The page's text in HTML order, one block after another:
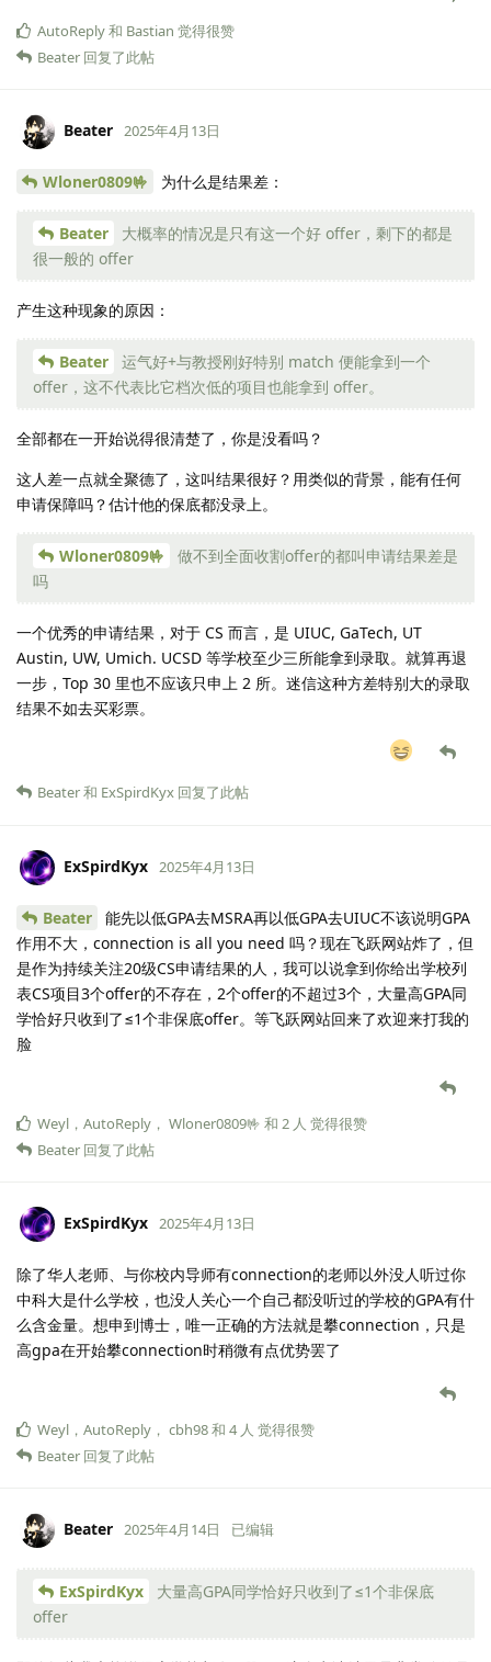
AutoReply和 Bastian 觉得很赞
Beater 回复了此帖
Beater 2025年4月13日
Wloner0809🤟 为什么是结果差：
Beater
大概率的情况是只有这一个好 offer，剩下的都是
很一般的 offer
产生这种现象的原因：
Beater
运气好+与教授刚好特别 match 便能拿到一个
offer，这不代表比它档次低的项目也能拿到 offer。
全部都在一开始说得很清楚了，你是没看吗？
这人差一点就全聚德了，这叫结果很好？用类似的背景，能有任何
申请保障吗？估计他的保底都没录上。
Wloner0809🤟
做不到全面收割offer的都叫申请结果差是
吗
一个优秀的申请结果，对于 CS 而言，是 UIUC, GaTech, UT
Austin, UW, Umich. UCSD 等学校至少三所能拿到录取。就算再退
一步，Top 30 里也不应该只申上 2 所。迷信这种方差特别大的录取
结果不如去买彩票。
Beater和 ExSpirdKyx 回复了此帖
ExSpirdKyx 2025年4月13日
Beater
能先以低GPA去MSRA再以低GPA去UIUC不该说明GPA
作用不大，connection is all you need 吗？现在飞跃网站炸了，但
是作为持续关注20级CS申请结果的人，我可以说拿到你给出学校列
表CS项目3个offer的不存在，2个offer的不超过3个，大量高GPA同
学恰好只收到了≤1个非保底offer。等飞跃网站回来了欢迎来打我的
脸
Weyl ， AutoReply ， Wloner0809🤟 和 2 人 觉得很赞
Beater 回复了此帖
ExSpirdKyx 2025年4月13日
除了华人老师、与你校内导师有connection的老师以外没人听过你
中科大是什么学校，也没人关心一个自己都没听过的学校的GPA有什
么含金量。想申到博士，唯一正确的方法就是攀connection，只是
高gpa在开始攀connection时稍微有点优势罢了
Weyl ， AutoReply ， cbh98和 4 人 觉得很赞
Beater 回复了此帖
Beater 2025年4月14日 已编辑
ExSpirdKyx
大量高GPA同学恰好只收到了≤1个非保底
offer